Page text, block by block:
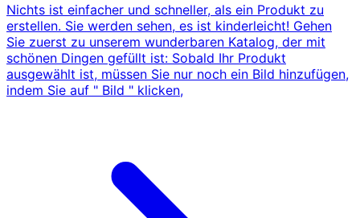
Nichts ist einfacher und schneller, als ein Produkt zu
erstellen. Sie werden sehen, es ist kinderleicht! Gehen
Sie zuerst zu unserem wunderbaren Katalog, der mit
schönen Dingen gefüllt ist: Sobald Ihr Produkt
ausgewählt ist, müssen Sie nur noch ein Bild hinzufügen,
indem Sie auf " Bild " klicken,